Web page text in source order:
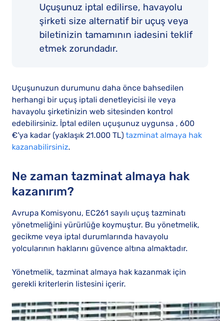
Uçuşunuz iptal edilirse, havayolu
şirketi size alternatif bir uçuş veya
biletinizin tamamının iadesini teklif
etmek zorundadır.
Uçuşunuzun durumunu daha önce bahsedilen
herhangi bir uçuş iptali denetleyicisi ile veya
havayolu şirketinizin web sitesinden kontrol
edebilirsiniz. İptal edilen uçuşunuz uygunsa , 600
€'ya kadar (yaklaşık 21.000 TL) tazminat almaya hak
kazanabilirsiniz.
Ne zaman tazminat almaya hak
kazanırım?
Avrupa Komisyonu, EC261 sayılı uçuş tazminatı
yönetmeliğini yürürlüğe koymuştur. Bu yönetmelik,
gecikme veya iptal durumlarında havayolu
yolcularının haklarını güvence altına almaktadır.
Yönetmelik, tazminat almaya hak kazanmak için
gerekli kriterlerin listesini içerir.